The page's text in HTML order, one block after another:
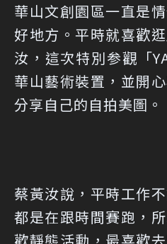
華山文創園區一直是
好地方。平時就喜歡
汝，這次特別参觀「
華山藝術裝置，並開
分享自己的自拍美圖。
蔡黃汝說，平時工作
都是在跟時間賽跑，